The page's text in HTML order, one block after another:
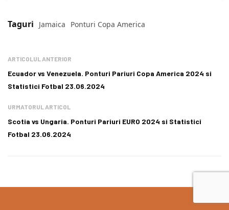
Taguri Jamaica Ponturi Copa America
ARTICOLUL ANTERIOR
Ecuador vs Venezuela. Ponturi Pariuri Copa America 2024 si
Statistici Fotbal 23.06.2024
URMATORUL ARTICOL
Scotia vs Ungaria. Ponturi Pariuri EURO 2024 si Statistici
Fotbal 23.06.2024